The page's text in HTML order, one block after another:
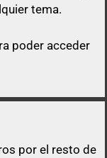
tema.
poder acceder
por el resto de